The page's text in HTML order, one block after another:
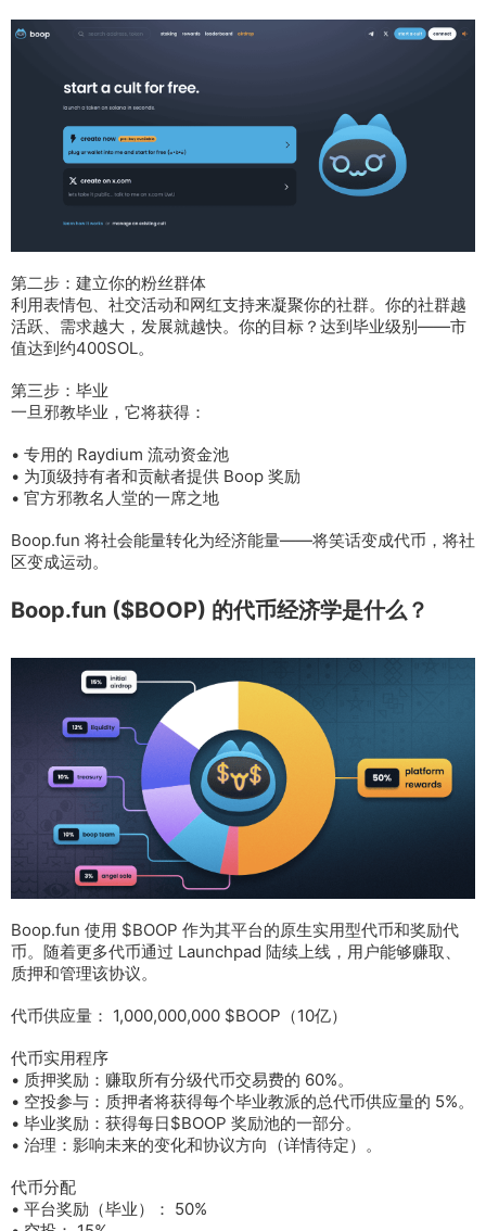
第二步：建立你的粉丝群体
利用表情包、社交活动和网红支持来凝聚你的社群。你的社群越
活跃、需求越大，发展就越快。你的目标？达到毕业级别——市
值达到约400SOL。
第三步：毕业
一旦邪教毕业，它将获得：
• 专用的 Raydium 流动资金池
• 为顶级持有者和贡献者提供 Boop 奖励
• 官方邪教名人堂的一席之地
Boop.fun 将社会能量转化为经济能量——将笑话变成代币，将社
区变成运动。
Boop.fun ($BOOP) 的代币经济学是什么？
Boop.fun 使用 $BOOP 作为其平台的原生实用型代币和奖励代
币。随着更多代币通过 Launchpad 陆续上线，用户能够赚取、
质押和管理该协议。
代币供应量： 1,000,000,000 $BOOP（10亿）
代币实用程序
• 质押奖励：赚取所有分级代币交易费的 60%。
• 空投参与：质押者将获得每个毕业教派的总代币供应量的 5%。
• 毕业奖励：获得每日$BOOP 奖励池的一部分。
• 治理：影响未来的变化和协议方向（详情待定）。
代币分配
• 平台奖励（毕业）： 50%